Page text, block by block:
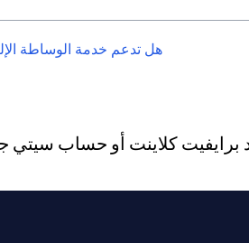
هل تدعم خدمة الوساطة
كلاينت أو حساب سيتي